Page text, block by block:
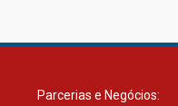
Parcerias e Negócios: